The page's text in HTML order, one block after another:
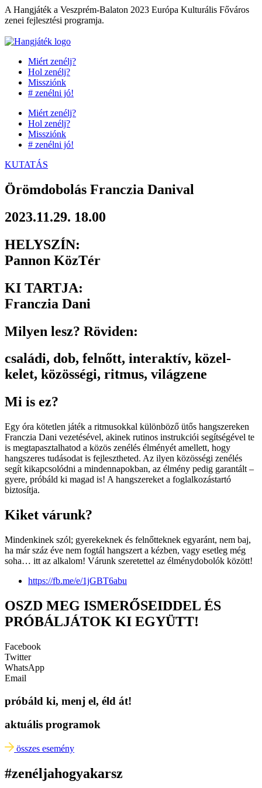
Ugrás
a
A Hangjáték a Veszprém-Balaton 2023 Európa Kulturális Főváros
zenei fejlesztési programja.
Miért zenélj?
Hol zenélj?
Missziónk
# zenélni jó!
Miért zenélj?
Hol zenélj?
Missziónk
# zenélni jó!
KUTATÁS
Örömdobolás Franczia Danival
2023.11.29. 18.00
HELYSZÍN:
Pannon KözTér
KI TARTJA:
Franczia Dani
Milyen lesz? Röviden:
családi, dob, felnőtt, interaktív, közel-
kelet, közösségi, ritmus, világzene
Mi is ez?
Egy óra kötetlen játék a ritmusokkal különböző ütős hangszereken
Franczia Dani vezetésével, akinek rutinos instrukciói segítségével te
is megtapasztalhatod a közös zenélés élményét amellett, hogy
hangszeres tudásodat is fejlesztheted. Az ilyen közösségi zenélés
segít kikapcsolódni a mindennapokban, az élmény pedig garantált –
gyere, próbáld ki magad is! A hangszereket a foglalkozástartó
biztosítja.
Kiket várunk?
Mindenkinek szól; gyerekeknek és felnőtteknek egyaránt, nem baj,
ha már száz éve nem fogtál hangszert a kézben, vagy esetleg még
soha… itt az alkalom! Várunk szeretettel az élménydobolók között!
https://fb.me/e/1jGBT6abu
OSZD MEG ISMERŐSEIDDEL ÉS
PRÓBÁLJÁTOK KI EGYÜTT!
Facebook
Twitter
WhatsApp
Email
próbáld ki, menj el, éld át!
aktuális programok
összes esemény
#zenéljahogyakarsz